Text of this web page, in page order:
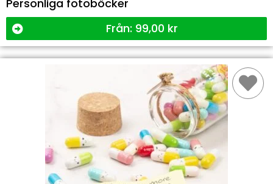
Personliga fotoböcker
Från: 99,00 kr